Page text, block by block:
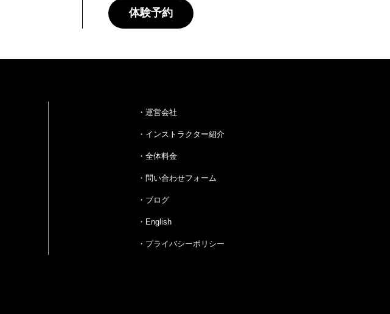
体験予約
・運営会社
・インストラクター紹介
・全体料金
・問い合わせフォーム
・ブログ
・English
・プライバシーポリシー